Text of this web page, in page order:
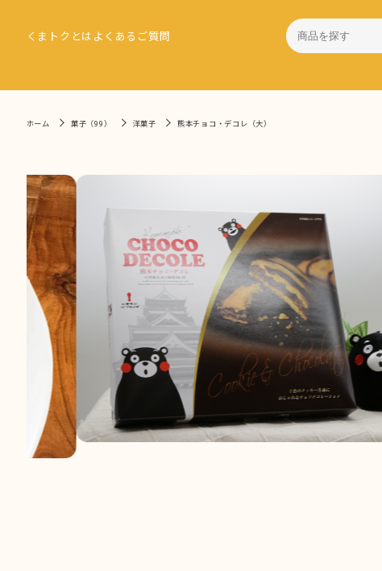
くまトクとは よくあるご質問
ホーム 菓子（99） 洋菓子 熊本チョコ・デコレ（大）